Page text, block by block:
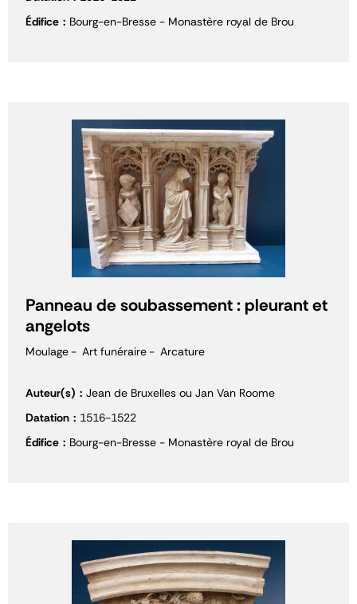
Édifice
Bourg-en-Bresse - Monastère royal de Brou
Panneau de soubassement : pleurant et
angelots
Moulage Art funéraire Arcature
Auteur(s)
Jean de Bruxelles ou Jan Van Roome
Datation
1516-1522
Édifice
Bourg-en-Bresse - Monastère royal de Brou